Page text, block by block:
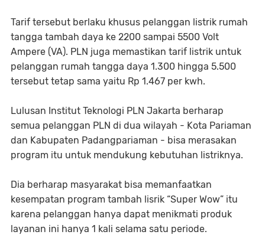
Tarif tersebut berlaku khusus pelanggan listrik rumah
tangga tambah daya ke 2200 sampai 5500 Volt
Ampere (VA). PLN juga memastikan tarif listrik untuk
pelanggan rumah tangga daya 1.300 hingga 5.500
tersebut tetap sama yaitu Rp 1.467 per kwh.
Lulusan Institut Teknologi PLN Jakarta berharap
semua pelanggan PLN di dua wilayah - Kota Pariaman
dan Kabupaten Padangpariaman - bisa merasakan
program itu untuk mendukung kebutuhan listriknya.
Dia berharap masyarakat bisa memanfaatkan
kesempatan program tambah lisrik “Super Wow” itu
karena pelanggan hanya dapat menikmati produk
layanan ini hanya 1 kali selama satu periode.